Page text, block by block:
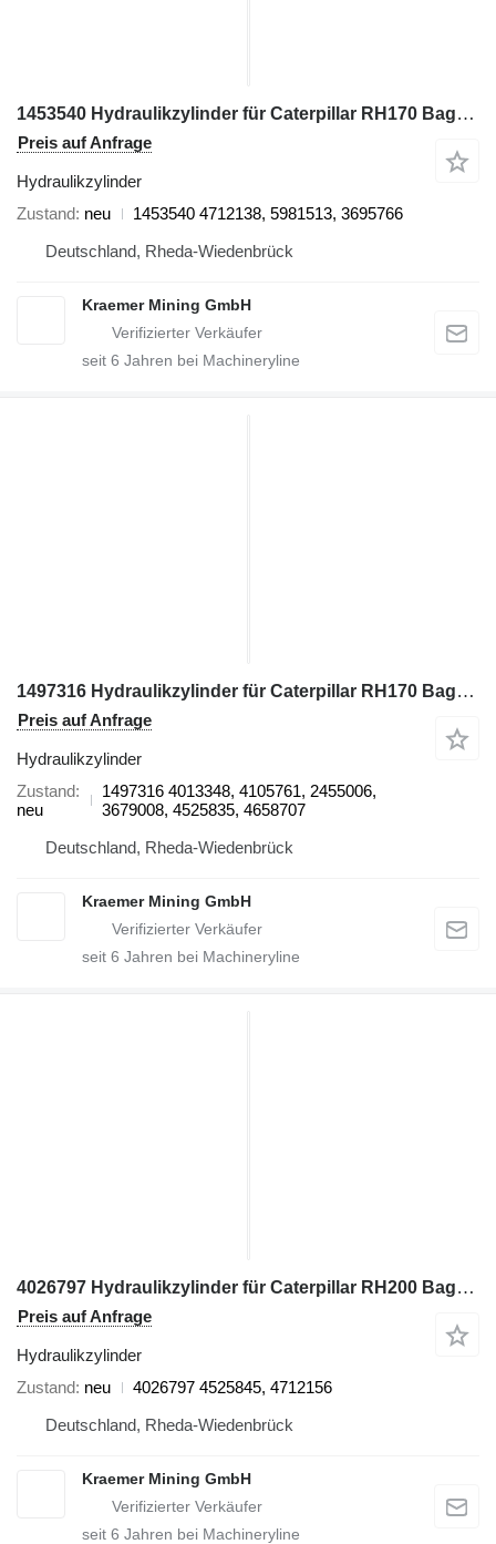
1453540 Hydraulikzylinder für Caterpillar RH170 Bagger
Preis auf Anfrage
Hydraulikzylinder
Zustand neu
1453540 4712138, 5981513, 3695766
Deutschland, Rheda-Wiedenbrück
Kraemer Mining GmbH
seit 6 Jahren bei Machineryline
1497316 Hydraulikzylinder für Caterpillar RH170 Bagger
Preis auf Anfrage
Hydraulikzylinder
Zustand
neu
1497316 4013348, 4105761, 2455006,
3679008, 4525835, 4658707
Deutschland, Rheda-Wiedenbrück
Kraemer Mining GmbH
seit 6 Jahren bei Machineryline
4026797 Hydraulikzylinder für Caterpillar RH200 Bagger
Preis auf Anfrage
Hydraulikzylinder
Zustand neu
4026797 4525845, 4712156
Deutschland, Rheda-Wiedenbrück
Kraemer Mining GmbH
seit 6 Jahren bei Machineryline